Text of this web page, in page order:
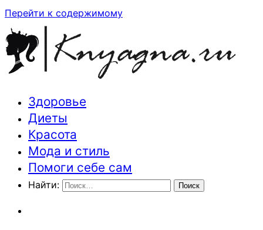
Перейти к содержимому
Траектория здоровья и красоты
Здоровье
Диеты
Красота
Мода и стиль
Помоги себе сам
Найти: